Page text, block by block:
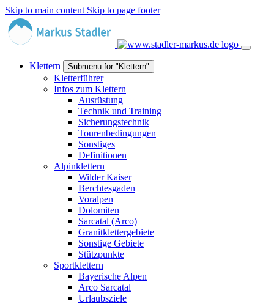
Skip to main content Skip to page footer
Klettern Submenu for "Klettern"
Kletterführer
Infos zum Klettern
Ausrüstung
Technik und Training
Sicherungstechnik
Tourenbedingungen
Sonstiges
Definitionen
Alpinklettern
Wilder Kaiser
Berchtesgaden
Voralpen
Dolomiten
Sarcatal (Arco)
Granitklettergebiete
Sonstige Gebiete
Stützpunkte
Sportklettern
Bayerische Alpen
Arco Sarcatal
Urlaubsziele